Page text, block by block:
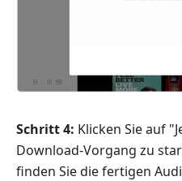
Schritt 4: Klicken Sie auf
Download-Vorgang zu
finden Sie die fertigen